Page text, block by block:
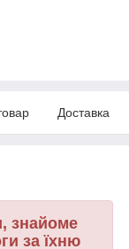
Доставка
знайоме
за їхню